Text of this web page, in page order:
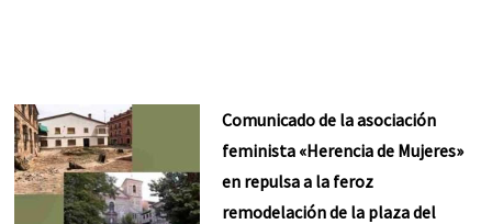
Comunicado de la asociación
feminista «Herencia de Mujeres»
en repulsa a la feroz
remodelación de la plaza del